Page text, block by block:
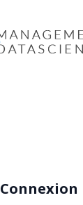
Connexion